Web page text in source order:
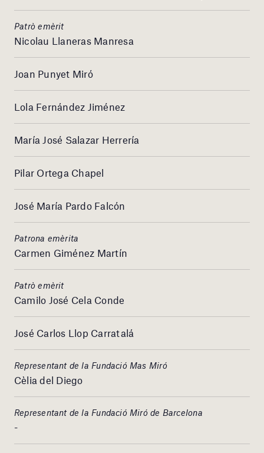
Patrò emèrit
Nicolau Llaneras Manresa
Joan Punyet Miró
Lola Fernández Jiménez
María José Salazar Herrería
Pilar Ortega Chapel
José María Pardo Falcón
Patrona emèrita
Carmen Giménez Martín
Patrò emèrit
Camilo José Cela Conde
José Carlos Llop Carratalá
Representant de la Fundació Mas Miró
Cèlia del Diego
Representant de la Fundació Miró de Barcelona
-